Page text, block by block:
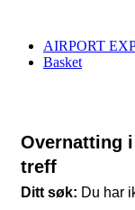
AIRPORT
Basket
Overnatting
treff
Ditt søk: Du har